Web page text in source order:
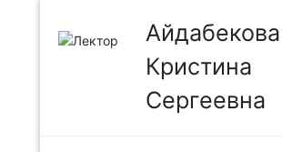
Айдабекова
Кристина
Сергеевна